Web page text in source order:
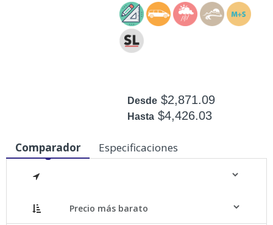
Desde $2,871.09
Hasta $4,426.03
Comparador Especificaciones